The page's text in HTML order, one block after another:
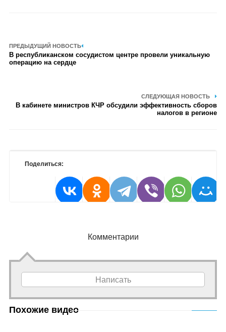
ПРЕДЫДУЩИЙ НОВОСТЬ
В республиканском сосудистом центре провели уникальную
операцию на сердце
СЛЕДУЮЩАЯ НОВОСТЬ
В кабинете министров КЧР обсудили эффективность сборов
налогов в регионе
Поделиться:
Комментарии
Написать
Похожие видео